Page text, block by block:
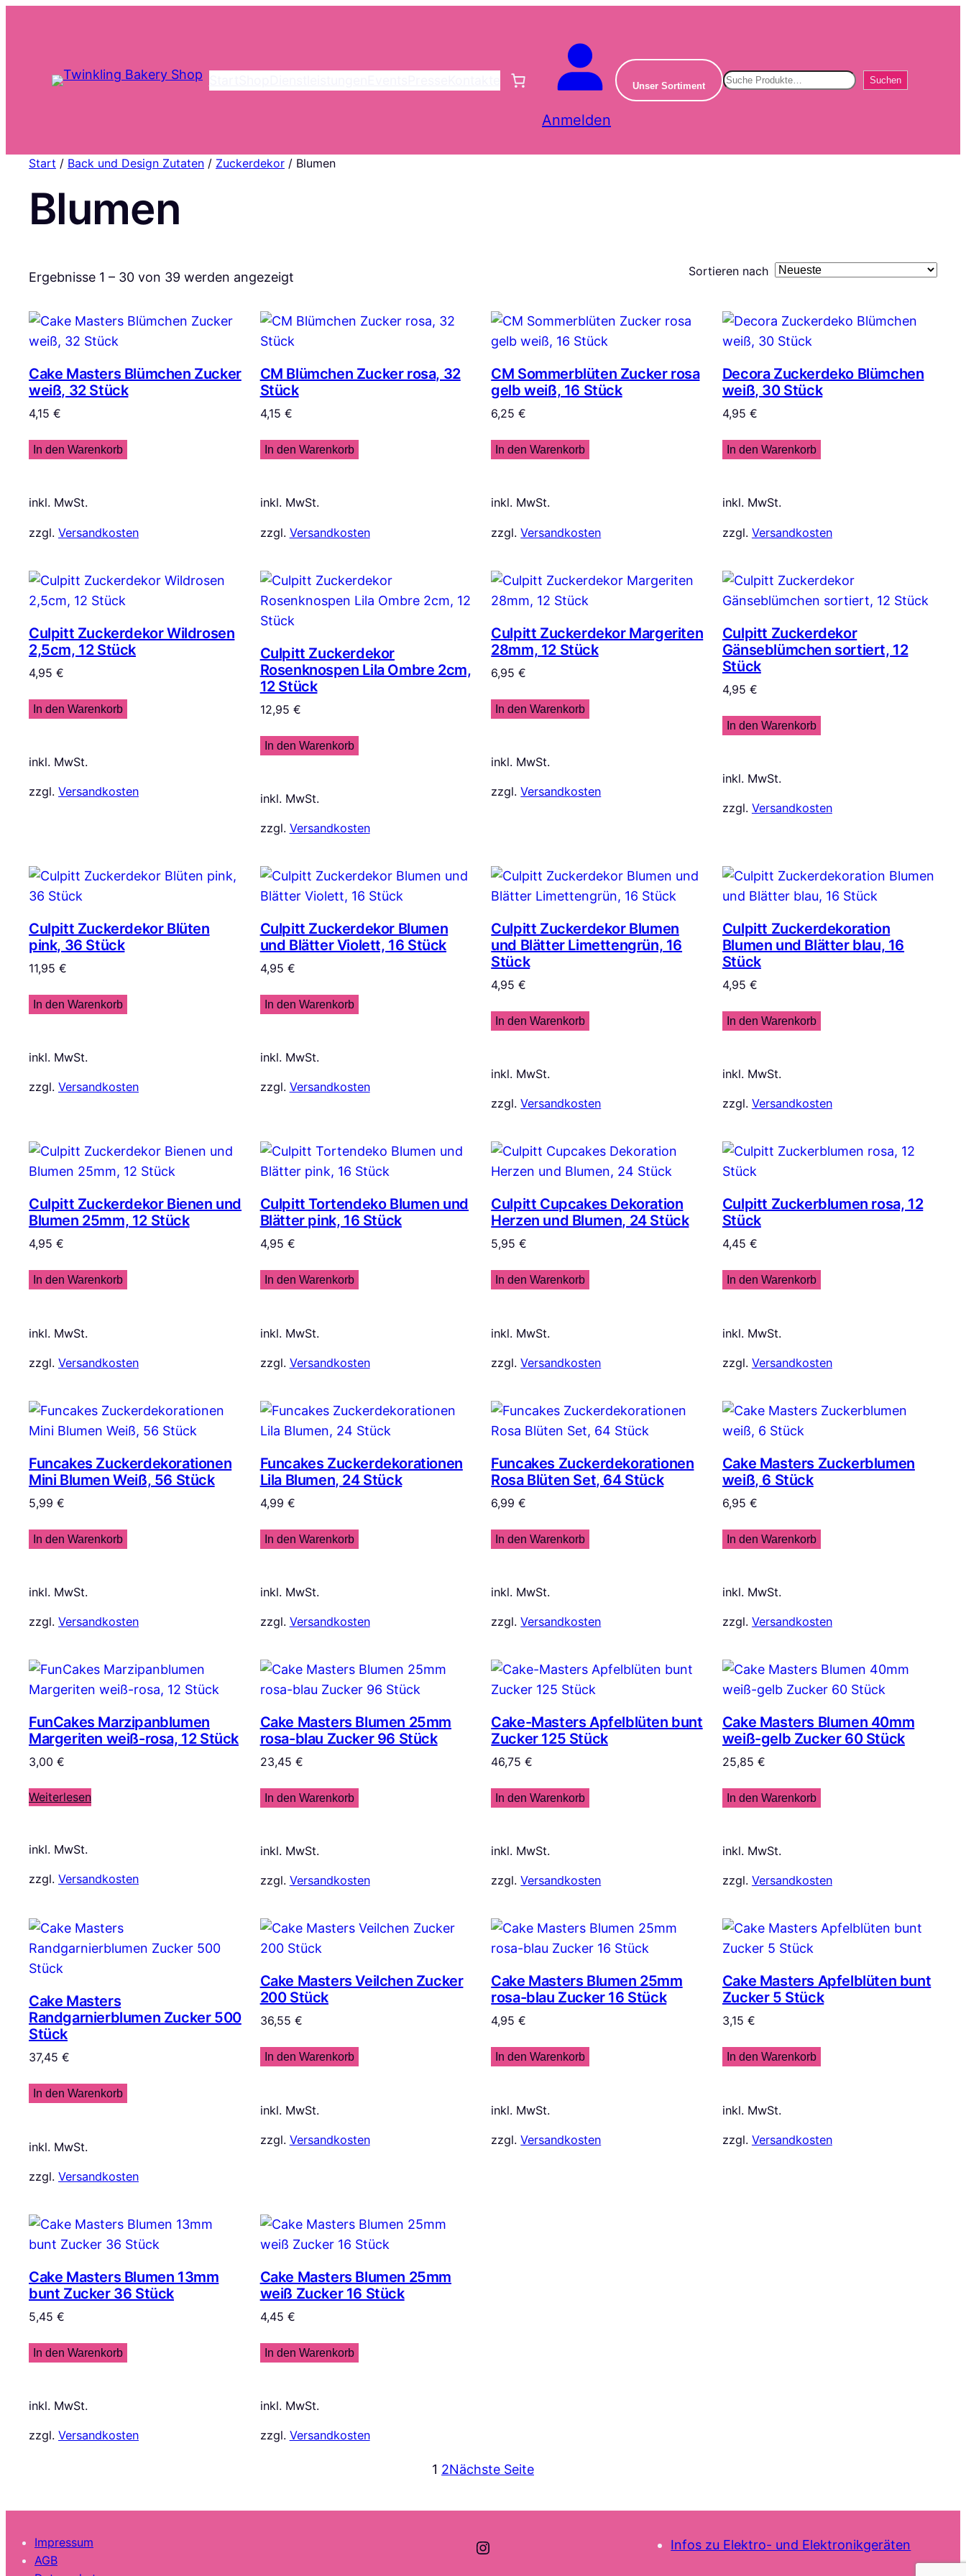
Anmelden
Unser Sortiment Suchen Suchen
Start / Back und Design Zutaten / Zuckerdekor / Blumen
Blumen
Ergebnisse 1 – 30 von 39 werden angezeigt
sortiert
Sortieren nach
Cake Masters Blümchen Zucker
weiß, 32 Stück
4,15 €
In den Warenkorb
inkl. MwSt.
zzgl. Versandkosten
CM Blümchen Zucker rosa, 32
Stück
4,15 €
In den Warenkorb
inkl. MwSt.
zzgl. Versandkosten
CM Sommerblüten Zucker rosa
gelb weiß, 16 Stück
6,25€
In den Warenkorb
inkl. MwSt.
zzgl.Versandkosten
Decora Zuckerdeko Blümchen
weiß, 30 Stück
4,95 €
In den Warenkorb
inkl. MwSt.
zzgl. Versandkosten
Culpitt Zuckerdekor Wildrosen
2,5cm, 12 Stück
4,95 €
In den Warenkorb
inkl. MwSt.
zzgl. Versandkosten
Culpitt Zuckerdekor
Rosenknospen Lila Ombre 2cm,
12 Stück
12,95 €
In den Warenkorb
inkl. MwSt.
zzgl. Versandkosten
Culpitt Zuckerdekor Margeriten
28mm, 12 Stück
6,95€
In den Warenkorb
inkl. MwSt.
zzgl.Versandkosten
Culpitt Zuckerdekor
Gänseblümchen sortiert, 12
Stück
4,95 €
In den Warenkorb
inkl. MwSt.
zzgl. Versandkosten
Culpitt Zuckerdekor Blüten
pink, 36 Stück
11,95 €
In den Warenkorb
inkl. MwSt.
zzgl. Versandkosten
Culpitt Zuckerdekor Blumen
und Blätter Violett, 16 Stück
4,95 €
In den Warenkorb
inkl. MwSt.
zzgl. Versandkosten
Culpitt Zuckerdekor Blumen
und Blätter Limettengrün, 16
Stück
4,95€
In den Warenkorb
inkl. MwSt.
zzgl.Versandkosten
Culpitt Zuckerdekoration
Blumen und Blätter blau, 16
Stück
4,95 €
In den Warenkorb
inkl. MwSt.
zzgl. Versandkosten
Culpitt Zuckerdekor Bienen und
Blumen 25mm, 12 Stück
4,95 €
In den Warenkorb
inkl. MwSt.
zzgl. Versandkosten
Culpitt Tortendeko Blumen und
Blätter pink, 16 Stück
4,95 €
In den Warenkorb
inkl. MwSt.
zzgl. Versandkosten
Culpitt Cupcakes Dekoration
Herzen und Blumen, 24 Stück
5,95€
In den Warenkorb
inkl. MwSt.
zzgl.Versandkosten
Culpitt Zuckerblumen rosa, 12
Stück
4,45 €
In den Warenkorb
inkl. MwSt.
zzgl. Versandkosten
Funcakes Zuckerdekorationen
Mini Blumen Weiß, 56 Stück
5,99 €
In den Warenkorb
inkl. MwSt.
zzgl. Versandkosten
Funcakes Zuckerdekorationen
Lila Blumen, 24 Stück
4,99 €
In den Warenkorb
inkl. MwSt.
zzgl. Versandkosten
Funcakes Zuckerdekorationen
Rosa Blüten Set, 64 Stück
6,99€
In den Warenkorb
inkl. MwSt.
zzgl.Versandkosten
Cake Masters Zuckerblumen
weiß, 6 Stück
6,95 €
In den Warenkorb
inkl. MwSt.
zzgl. Versandkosten
FunCakes Marzipanblumen
Margeriten weiß-rosa, 12 Stück
3,00 €
Weiterlesen
inkl. MwSt.
zzgl. Versandkosten
Cake Masters Blumen 25mm
rosa-blau Zucker 96 Stück
23,45 €
In den Warenkorb
inkl. MwSt.
zzgl. Versandkosten
Cake-Masters Apfelblüten bunt
Zucker 125 Stück
46,75€
In den Warenkorb
inkl. MwSt.
zzgl.Versandkosten
Cake Masters Blumen 40mm
weiß-gelb Zucker 60 Stück
25,85 €
In den Warenkorb
inkl. MwSt.
zzgl. Versandkosten
Cake Masters
Randgarnierblumen Zucker 500
Stück
37,45 €
In den Warenkorb
inkl. MwSt.
zzgl. Versandkosten
Cake Masters Veilchen Zucker
200 Stück
36,55 €
In den Warenkorb
inkl. MwSt.
zzgl. Versandkosten
Cake Masters Blumen 25mm
rosa-blau Zucker 16 Stück
4,95€
In den Warenkorb
inkl. MwSt.
zzgl.Versandkosten
Cake Masters Apfelblüten bunt
Zucker 5 Stück
3,15 €
In den Warenkorb
inkl. MwSt.
zzgl. Versandkosten
Cake Masters Blumen 13mm
bunt Zucker 36 Stück
5,45 €
In den Warenkorb
inkl. MwSt.
zzgl. Versandkosten
Cake Masters Blumen 25mm
weiß Zucker 16 Stück
4,45 €
In den Warenkorb
inkl. MwSt.
zzgl. Versandkosten
1 2Nächste Seite
Impressum
AGB
Instagram Infos zu Elektro- und Elektronikgeräten